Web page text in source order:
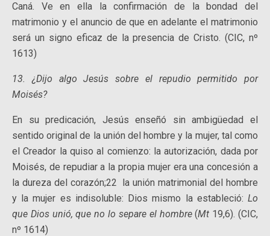
Caná. Ve en ella la confirmación de la bondad del
matrimonio y el anuncio de que en adelante el matrimonio
será un signo eficaz de la presencia de Cristo. (CIC, nº
1613)
13. ¿Dijo algo Jesús sobre el repudio permitido por
Moisés?
En su predicación, Jesús enseñó sin ambigüedad el
sentido original de la unión del hombre y la mujer, tal como
el Creador la quiso al comienzo: la autorización, dada por
Moisés, de repudiar a la propia mujer era una concesión a
la dureza del corazón;22 la unión matrimonial del hombre
y la mujer es indisoluble: Dios mismo la estableció: Lo
que Dios unió, que no lo separe el hombre(Mt 19,6). (CIC,
nº 1614)